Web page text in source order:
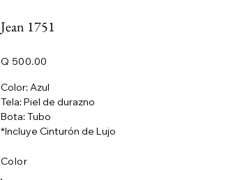
Jean 1751
Q 500.00
Color: Azul
Tela: Piel de durazno
Bota: Tubo
*Incluye Cinturón de Lujo
Color